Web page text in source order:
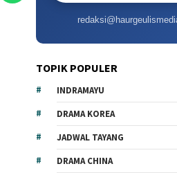
TOPIK POPULER
INDRAMAYU
DRAMA KOREA
JADWAL TAYANG
DRAMA CHINA